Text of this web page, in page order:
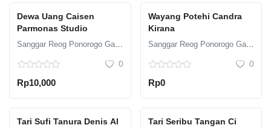
Dewa Uang Caisen
Parmonas Studio
Sanggar Reog Ponorogo Galuh
0
Rp10,000
Wayang Potehi Candra
Kirana
Sanggar Reog Ponorogo Galuh
0
Rp0
Tari Sufi Tanura Denis Al
Tari Seribu Tangan Ci